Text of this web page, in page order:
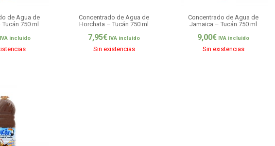
de Agua de
750 ml
IVA incluido
Concentrado de Agua de
Horchata – Tucán 750 ml
7,95€ IVA incluido
Sin existencias
Concentrado de Agua de
Jamaica – Tucán 750 ml
9,00€ IVA incluido
Sin existencias